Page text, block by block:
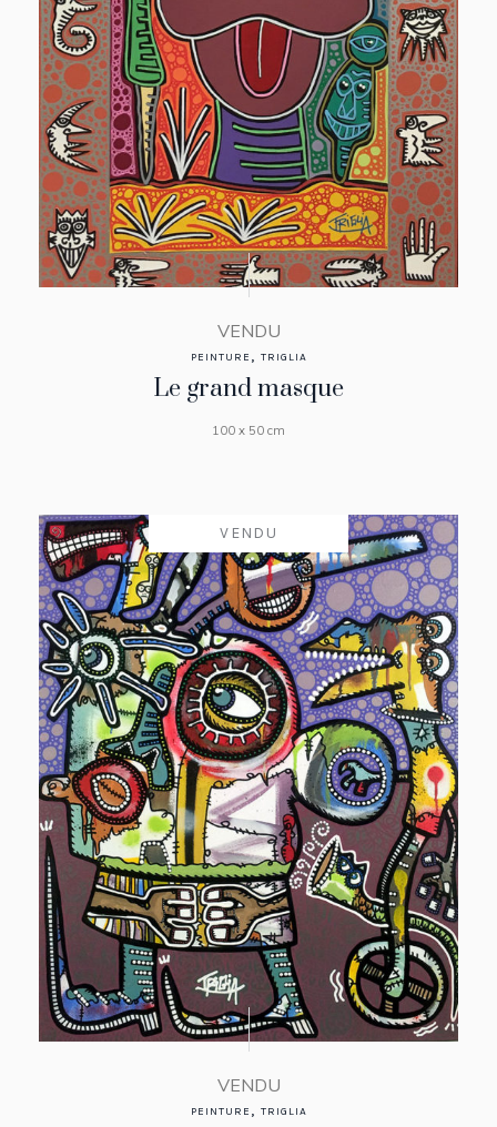
VENDU
PEINTURE , TRIGLIA
Le grand masque
100 x 50 cm
VENDU
VENDU
PEINTURE , TRIGLIA